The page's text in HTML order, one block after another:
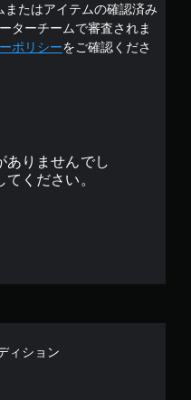
の
4
たはアイテムの確認済み
ターチームで審査されま
ポリシーをご確認くださ
ありませんでし
ください。
ィション